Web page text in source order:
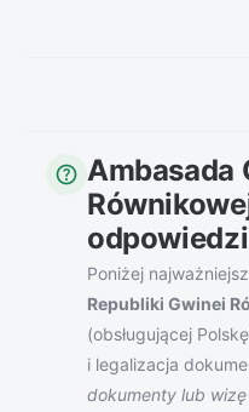
help Ambasada
odpowiedzi
Poniżej
Republiki Gwinei
(obsługującej
i legalizacja
dokumenty lub